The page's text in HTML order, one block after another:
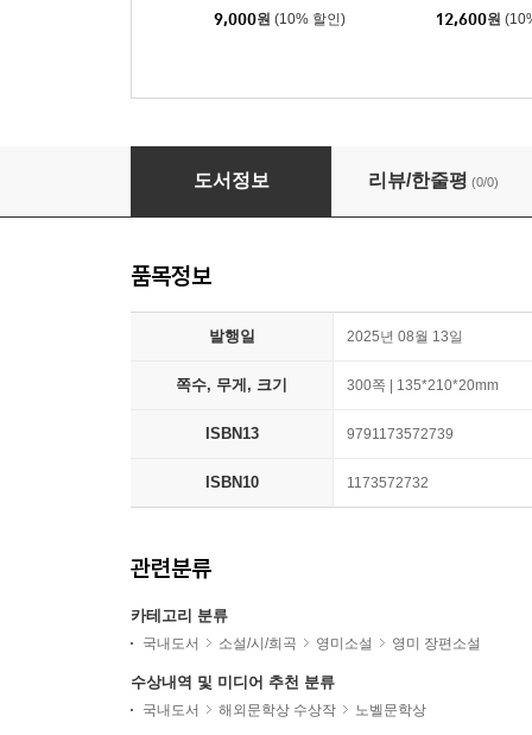
9,000원 (10% 할인) 12,600원
내 죽으며 누워 있을 때
도서정보 리뷰/한줄평 (0/0)
품목정보
발행일 2025년 08월 13일
쪽수, 무게, 크기 300쪽 | 135*210*20mm
ISBN13 9791173572739
ISBN10 1173572732
관련분류
카테고리 분류
국내도서 소설/시/희곡 영미소설 영미 장편소설
수상내역 및 미디어 추천 분류
국내도서 해외문학상 수상작 노벨문학상